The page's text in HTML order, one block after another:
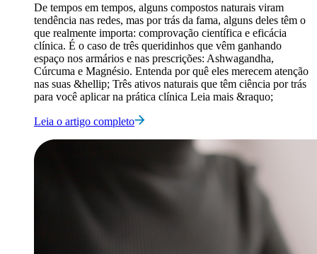
De tempos em tempos, alguns compostos naturais viram
tendência nas redes, mas por trás da fama, alguns deles têm o
que realmente importa: comprovação científica e eficácia
clínica. É o caso de três queridinhos que vêm ganhando
espaço nos armários e nas prescrições: Ashwagandha,
Cúrcuma e Magnésio. Entenda por quê eles merecem atenção
nas suas &hellip; Três ativos naturais que têm ciência por trás
para você aplicar na prática clínica Leia mais &raquo;
Leia o artigo completo